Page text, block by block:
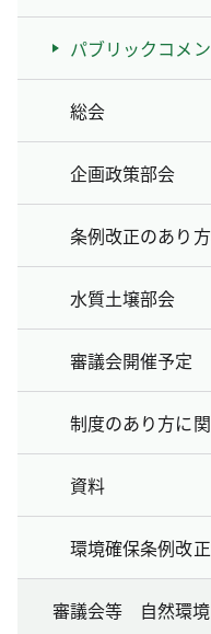
パブリックコメ
総会
企画政策部会
条例改正のあり
水質土壌部会
審議会開催予定
制度のあり方に
資料
環境確保条例改
審議会等 自然環境